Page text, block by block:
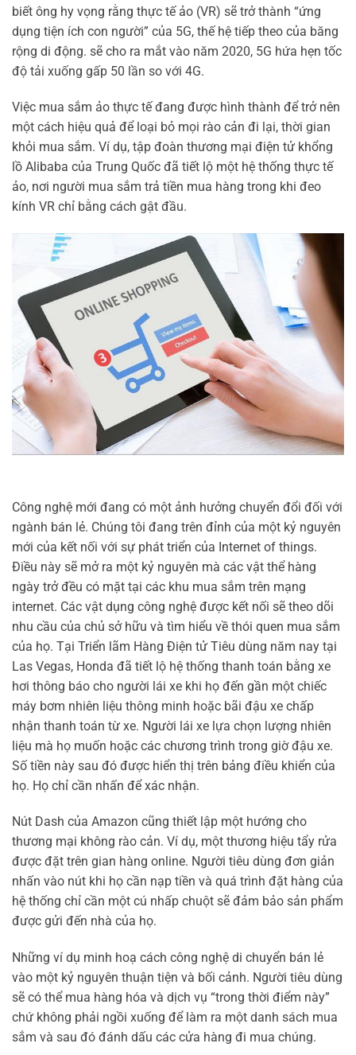
biết ông hy vọng rằng thực tế ảo (VR) sẽ trở thành “ứng
dụng tiện ích con người” của 5G, thế hệ tiếp theo của băng
rộng di động. sẽ cho ra mắt vào năm 2020, 5G hứa hẹn tốc
độ tải xuống gấp 50 lần so với 4G.
Việc mua sắm ảo thực tế đang được hình thành để trở nên
một cách hiệu quả để loại bỏ mọi rào cản đi lại, thời gian
khỏi mua sắm. Ví dụ, tập đoàn thương mại điện tử khổng
lồ Alibaba của Trung Quốc đã tiết lộ một hệ thống thực tế
ảo, nơi người mua sắm trả tiền mua hàng trong khi đeo
kính VR chỉ bằng cách gật đầu.
Công nghệ mới đang có một ảnh hưởng chuyển đổi đối với
ngành bán lẻ. Chúng tôi đang trên đỉnh của một kỷ nguyên
mới của kết nối với sự phát triển của Internet of things.
Điều này sẽ mở ra một kỷ nguyên mà các vật thể hàng
ngày trở đều có mặt tại các khu mua sắm trên mạng
internet. Các vật dụng công nghệ được kết nối sẽ theo dõi
nhu cầu của chủ sở hữu và tìm hiểu về thói quen mua sắm
của họ. Tại Triển lãm Hàng Điện tử Tiêu dùng năm nay tại
Las Vegas, Honda đã tiết lộ hệ thống thanh toán bằng xe
hơi thông báo cho người lái xe khi họ đến gần một chiếc
máy bơm nhiên liệu thông minh hoặc bãi đậu xe chấp
nhận thanh toán từ xe. Người lái xe lựa chọn lượng nhiên
liệu mà họ muốn hoặc các chương trình trong giờ đậu xe.
Số tiền này sau đó được hiển thị trên bảng điều khiển của
họ. Họ chỉ cần nhấn để xác nhận.
Nút Dash của Amazon cũng thiết lập một hướng cho
thương mại không rào cản. Ví dụ, một thương hiệu tẩy rửa
được đặt trên gian hàng online. Người tiêu dùng đơn giản
nhấn vào nút khi họ cần nạp tiền và quá trình đặt hàng của
hệ thống chỉ cần một cú nhấp chuột sẽ đảm bảo sản phẩm
được gửi đến nhà của họ.
Những ví dụ minh hoạ cách công nghệ di chuyển bán lẻ
vào một kỷ nguyên thuận tiện và bối cảnh. Người tiêu dùng
sẽ có thể mua hàng hóa và dịch vụ “trong thời điểm này”
chứ không phải ngồi xuống để làm ra một danh sách mua
sắm và sau đó đánh dấu các cửa hàng đi mua chúng.